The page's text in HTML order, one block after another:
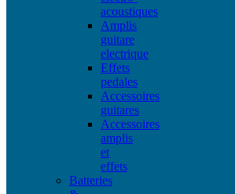
acoustiques
Amplis
guitare
electrique
Effets
pedales
Accessoires
guitares
Accessoires
amplis
et
effets
Batteries